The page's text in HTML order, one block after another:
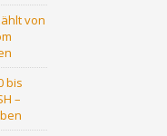
von
bis
–